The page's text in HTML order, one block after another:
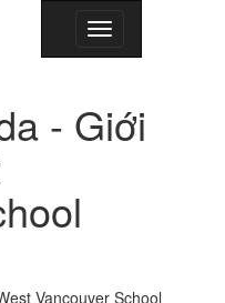
Toggle
navigation
- Giới